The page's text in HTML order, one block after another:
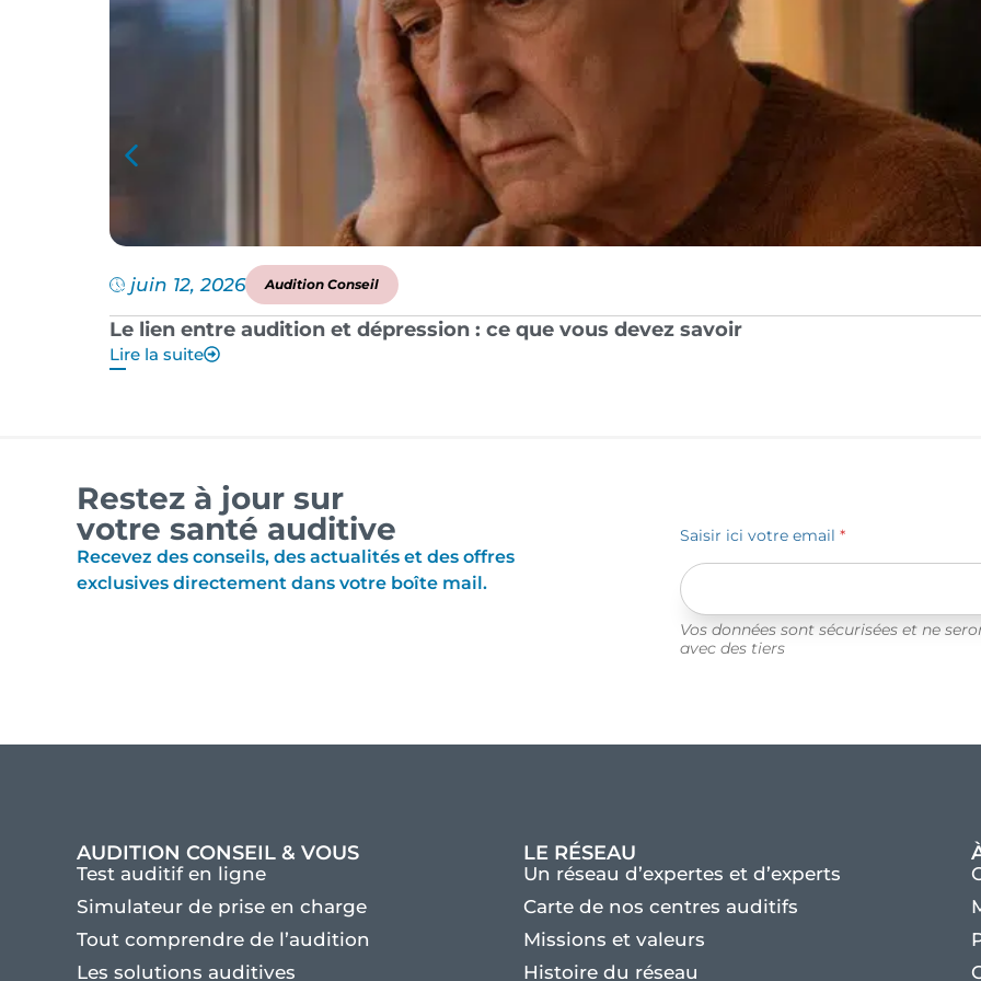
juin 12, 2026 Audition Conseil
Le lien entre audition et dépression : ce que vous devez savoir
Lire la suite
Restez à jour sur
votre santé auditive
Recevez des conseils, des actualités et des offres
exclusives directement dans votre boîte mail.
Saisir ici votre email *
Vos données sont sécurisées et ne
avec des tiers
AUDITION CONSEIL & VOUS
Test auditif en ligne
Simulateur de prise en charge
Tout comprendre de l’audition
Les solutions auditives
LE RÉSEAU
Un réseau d’expertes et d’experts
Carte de nos centres auditifs
Missions et valeurs
Histoire du réseau